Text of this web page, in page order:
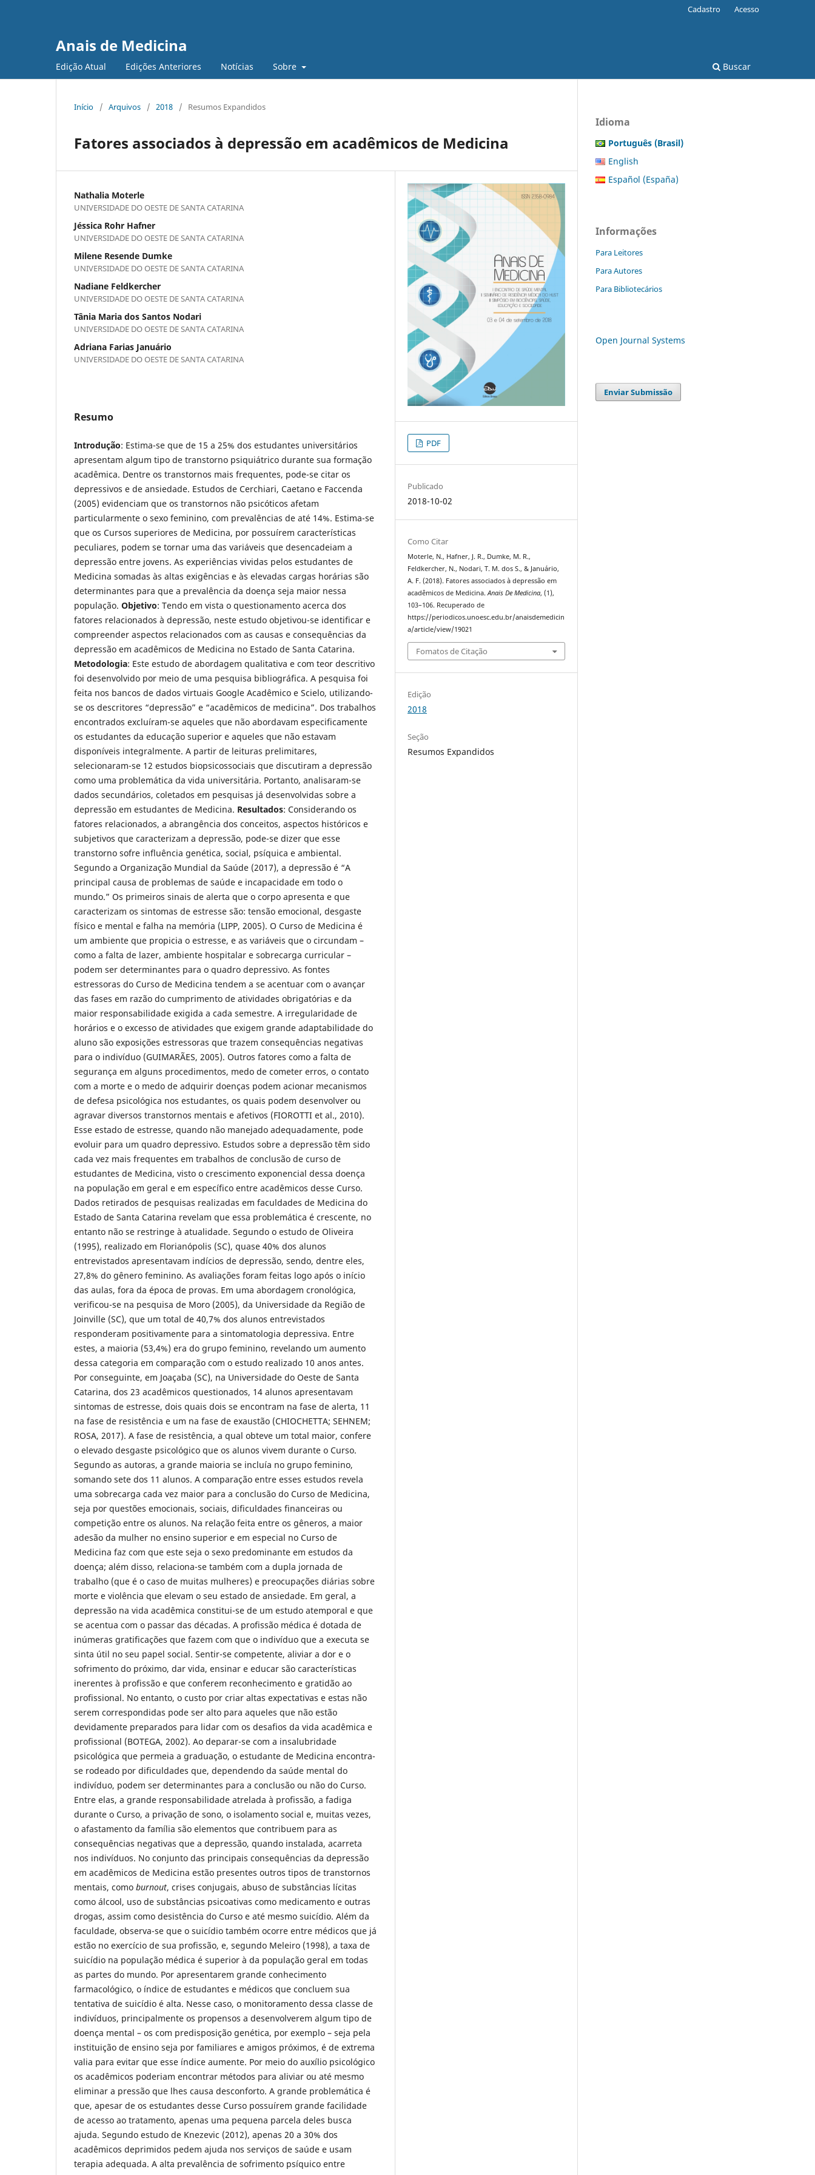
Anais de Medicina
Edição Atual Edições Anteriores Notícias Sobre Buscar
Cadastro Acesso
Início / Arquivos / 2018 / Resumos Expandidos
Fatores associados à depressão em acadêmicos de Medicina
Nathalia Moterle
UNIVERSIDADE DO OESTE DE SANTA CATARINA
Jéssica Rohr Hafner
UNIVERSIDADE DO OESTE DE SANTA CATARINA
Milene Resende Dumke
UNIVERSIDADE DO OESTE DE SANTA CATARINA
Nadiane Feldkercher
UNIVERSIDADE DO OESTE DE SANTA CATARINA
Tânia Maria dos Santos Nodari
UNIVERSIDADE DO OESTE DE SANTA CATARINA
Adriana Farias Januário
UNIVERSIDADE DO OESTE DE SANTA CATARINA
Resumo
Introdução: Estima-se que de 15 a 25% dos estudantes universitários
apresentam algum tipo de transtorno psiquiátrico durante sua formação
acadêmica. Dentre os transtornos mais frequentes, pode-se citar os
depressivos e de ansiedade. Estudos de Cerchiari, Caetano e Faccenda
(2005) evidenciam que os transtornos não psicóticos afetam
particularmente o sexo feminino, com prevalências de até 14%. Estima-se
que os Cursos superiores de Medicina, por possuírem características
peculiares, podem se tornar uma das variáveis que desencadeiam a
depressão entre jovens. As experiências vividas pelos estudantes de
Medicina somadas às altas exigências e às elevadas cargas horárias são
determinantes para que a prevalência da doença seja maior nessa
população. Objetivo: Tendo em vista o questionamento acerca dos
fatores relacionados à depressão, neste estudo objetivou-se identificar e
compreender aspectos relacionados com as causas e consequências da
depressão em acadêmicos de Medicina no Estado de Santa Catarina.
Metodologia: Este estudo de abordagem qualitativa e com teor descritivo
foi desenvolvido por meio de uma pesquisa bibliográfica. A pesquisa foi
feita nos bancos de dados virtuais Google Acadêmico e Scielo, utilizando-
se os descritores “depressão” e “acadêmicos de medicina”. Dos trabalhos
encontrados excluíram-se aqueles que não abordavam especificamente
os estudantes da educação superior e aqueles que não estavam
disponíveis integralmente. A partir de leituras prelimitares,
selecionaram-se 12 estudos biopsicossociais que discutiram a depressão
como uma problemática da vida universitária. Portanto, analisaram-se
dados secundários, coletados em pesquisas já desenvolvidas sobre a
depressão em estudantes de Medicina. Resultados: Considerando os
fatores relacionados, a abrangência dos conceitos, aspectos históricos e
subjetivos que caracterizam a depressão, pode-se dizer que esse
transtorno sofre influência genética, social, psíquica e ambiental.
Segundo a Organização Mundial da Saúde (2017), a depressão é “A
principal causa de problemas de saúde e incapacidade em todo o
mundo.” Os primeiros sinais de alerta que o corpo apresenta e que
caracterizam os sintomas de estresse são: tensão emocional, desgaste
físico e mental e falha na memória (LIPP, 2005). O Curso de Medicina é
um ambiente que propicia o estresse, e as variáveis que o circundam –
como a falta de lazer, ambiente hospitalar e sobrecarga curricular –
podem ser determinantes para o quadro depressivo. As fontes
estressoras do Curso de Medicina tendem a se acentuar com o avançar
das fases em razão do cumprimento de atividades obrigatórias e da
maior responsabilidade exigida a cada semestre. A irregularidade de
horários e o excesso de atividades que exigem grande adaptabilidade do
aluno são exposições estressoras que trazem consequências negativas
para o indivíduo (GUIMARÃES, 2005). Outros fatores como a falta de
segurança em alguns procedimentos, medo de cometer erros, o contato
com a morte e o medo de adquirir doenças podem acionar mecanismos
de defesa psicológica nos estudantes, os quais podem desenvolver ou
agravar diversos transtornos mentais e afetivos (FIOROTTI et al., 2010).
Esse estado de estresse, quando não manejado adequadamente, pode
evoluir para um quadro depressivo. Estudos sobre a depressão têm sido
cada vez mais frequentes em trabalhos de conclusão de curso de
estudantes de Medicina, visto o crescimento exponencial dessa doença
na população em geral e em específico entre acadêmicos desse Curso.
Dados retirados de pesquisas realizadas em faculdades de Medicina do
Estado de Santa Catarina revelam que essa problemática é crescente, no
entanto não se restringe à atualidade. Segundo o estudo de Oliveira
(1995), realizado em Florianópolis (SC), quase 40% dos alunos
entrevistados apresentavam indícios de depressão, sendo, dentre eles,
27,8% do gênero feminino. As avaliações foram feitas logo após o início
das aulas, fora da época de provas. Em uma abordagem cronológica,
verificou-se na pesquisa de Moro (2005), da Universidade da Região de
Joinville (SC), que um total de 40,7% dos alunos entrevistados
responderam positivamente para a sintomatologia depressiva. Entre
estes, a maioria (53,4%) era do grupo feminino, revelando um aumento
dessa categoria em comparação com o estudo realizado 10 anos antes.
Por conseguinte, em Joaçaba (SC), na Universidade do Oeste de Santa
Catarina, dos 23 acadêmicos questionados, 14 alunos apresentavam
sintomas de estresse, dois quais dois se encontram na fase de alerta, 11
na fase de resistência e um na fase de exaustão (CHIOCHETTA; SEHNEM;
ROSA, 2017). A fase de resistência, a qual obteve um total maior, confere
o elevado desgaste psicológico que os alunos vivem durante o Curso.
Segundo as autoras, a grande maioria se incluía no grupo feminino,
somando sete dos 11 alunos. A comparação entre esses estudos revela
uma sobrecarga cada vez maior para a conclusão do Curso de Medicina,
seja por questões emocionais, sociais, dificuldades financeiras ou
competição entre os alunos. Na relação feita entre os gêneros, a maior
adesão da mulher no ensino superior e em especial no Curso de
Medicina faz com que este seja o sexo predominante em estudos da
doença; além disso, relaciona-se também com a dupla jornada de
trabalho (que é o caso de muitas mulheres) e preocupações diárias sobre
morte e violência que elevam o seu estado de ansiedade. Em geral, a
depressão na vida acadêmica constitui-se de um estudo atemporal e que
se acentua com o passar das décadas. A profissão médica é dotada de
inúmeras gratificações que fazem com que o indivíduo que a executa se
sinta útil no seu papel social. Sentir-se competente, aliviar a dor e o
sofrimento do próximo, dar vida, ensinar e educar são características
inerentes à profissão e que conferem reconhecimento e gratidão ao
profissional. No entanto, o custo por criar altas expectativas e estas não
serem correspondidas pode ser alto para aqueles que não estão
devidamente preparados para lidar com os desafios da vida acadêmica e
profissional (BOTEGA, 2002). Ao deparar-se com a insalubridade
psicológica que permeia a graduação, o estudante de Medicina encontra-
se rodeado por dificuldades que, dependendo da saúde mental do
indivíduo, podem ser determinantes para a conclusão ou não do Curso.
Entre elas, a grande responsabilidade atrelada à profissão, a fadiga
durante o Curso, a privação de sono, o isolamento social e, muitas vezes,
o afastamento da família são elementos que contribuem para as
consequências negativas que a depressão, quando instalada, acarreta
nos indivíduos. No conjunto das principais consequências da depressão
em acadêmicos de Medicina estão presentes outros tipos de transtornos
mentais, como burnout, crises conjugais, abuso de substâncias lícitas
como álcool, uso de substâncias psicoativas como medicamento e outras
drogas, assim como desistência do Curso e até mesmo suicídio. Além da
faculdade, observa-se que o suicídio também ocorre entre médicos que já
estão no exercício de sua profissão, e, segundo Meleiro (1998), a taxa de
suicídio na população médica é superior à da população geral em todas
as partes do mundo. Por apresentarem grande conhecimento
farmacológico, o índice de estudantes e médicos que concluem sua
tentativa de suicídio é alta. Nesse caso, o monitoramento dessa classe de
indivíduos, principalmente os propensos a desenvolverem algum tipo de
doença mental – os com predisposição genética, por exemplo – seja pela
instituição de ensino seja por familiares e amigos próximos, é de extrema
valia para evitar que esse índice aumente. Por meio do auxílio psicológico
os acadêmicos poderiam encontrar métodos para aliviar ou até mesmo
eliminar a pressão que lhes causa desconforto. A grande problemática é
que, apesar de os estudantes desse Curso possuírem grande facilidade
de acesso ao tratamento, apenas uma pequena parcela deles busca
ajuda. Segundo estudo de Knezevic (2012), apenas 20 a 30% dos
acadêmicos deprimidos pedem ajuda nos serviços de saúde e usam
terapia adequada. A alta prevalência de sofrimento psíquico entre
PDF
Publicado
2018-10-02
Como Citar
Moterle, N., Hafner, J. R., Dumke, M. R.,
Feldkercher, N., Nodari, T. M. dos S., & Januário,
A. F. (2018). Fatores associados à depressão em
acadêmicos de Medicina.Anais De Medicina, (1),
103–106. Recuperado de
https://periodicos.unoesc.edu.br/anaisdemedicin
a/article/view/19021
Fomatos de Citação
Edição
2018
Seção
Resumos Expandidos
Idioma
Português (Brasil)
English
Español (España)
Informações
Para Leitores
Para Autores
Para Bibliotecários
Open Journal Systems
Enviar Submissão